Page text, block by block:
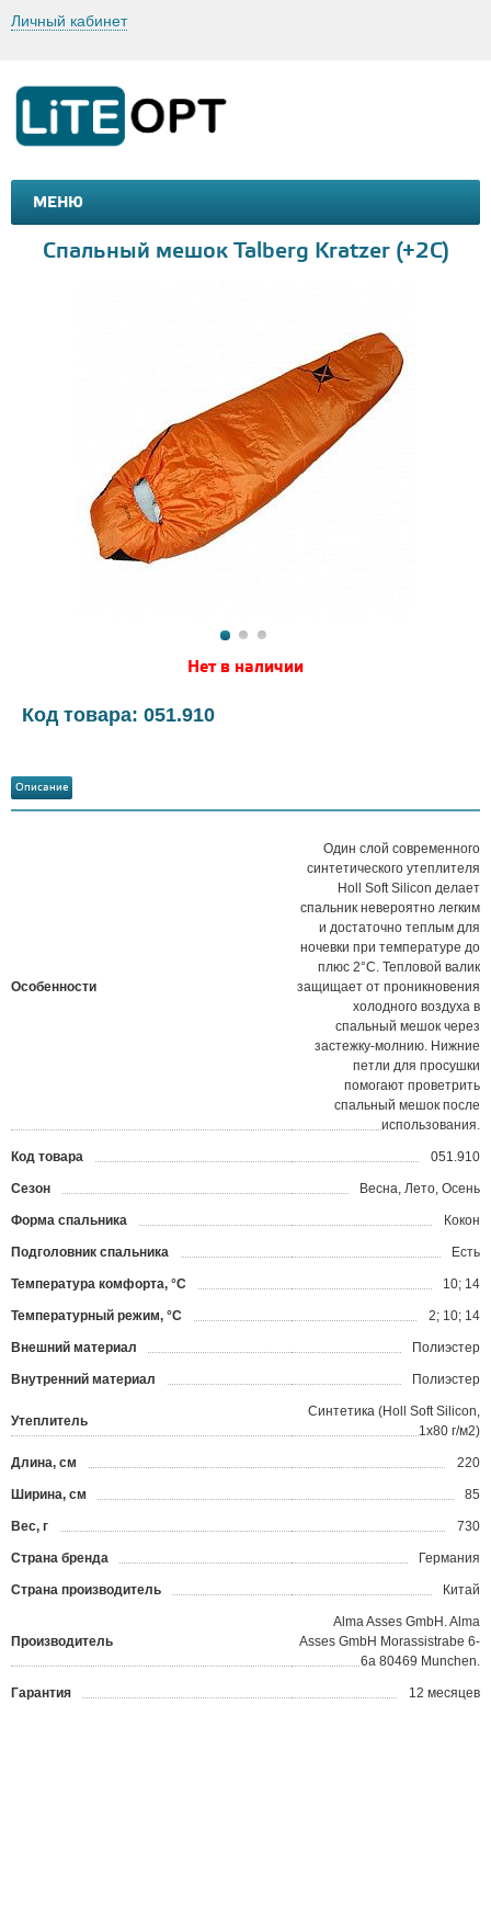
Личный кабинет
МЕНЮ
МАШИНКИ И МОТОЦИКЛЫ
Спальный мешок Talberg Kratzer (+2С)
Нет в наличии
Код товара: 051.910
Описание
Особенности
Один слой современного
синтетического утеплителя
Holl Soft Silicon делает
спальник невероятно легким
и достаточно теплым для
ночевки при температуре до
плюс 2°С. Тепловой валик
защищает от проникновения
холодного воздуха в
спальный мешок через
застежку-молнию. Нижние
петли для просушки
помогают проветрить
спальный мешок после
использования.
Код товара 051.910
Сезон Весна, Лето, Осень
Форма спальника Кокон
Подголовник спальника Есть
Температура комфорта, °С 10; 14
Температурный режим, °С 2; 10; 14
Внешний материал Полиэстер
Внутренний материал Полиэстер
Утеплитель
Синтетика (Holl Soft Silicon,
1х80 г/м2)
Длина, см 220
Ширина, см 85
Вес, г 730
Страна бренда Германия
Страна производитель Китай
Производитель
Alma Asses GmbH. Alma
Asses GmbH Morassistrabe 6-
6a 80469 Munchen.
Гарантия 12 месяцев